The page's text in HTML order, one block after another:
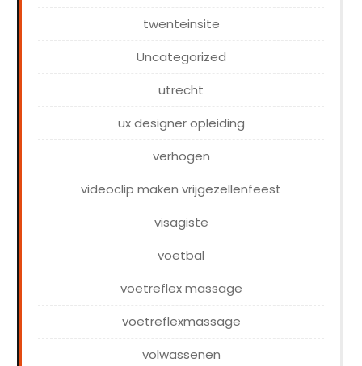
twenteinsite
Uncategorized
utrecht
ux designer opleiding
verhogen
videoclip maken vrijgezellenfeest
visagiste
voetbal
voetreflex massage
voetreflexmassage
volwassenen